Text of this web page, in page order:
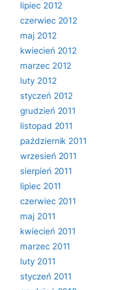
lipiec 2012
czerwiec 2012
maj 2012
kwiecień 2012
marzec 2012
luty 2012
styczeń 2012
grudzień 2011
listopad 2011
październik 2011
wrzesień 2011
sierpień 2011
lipiec 2011
czerwiec 2011
maj 2011
kwiecień 2011
marzec 2011
luty 2011
styczeń 2011